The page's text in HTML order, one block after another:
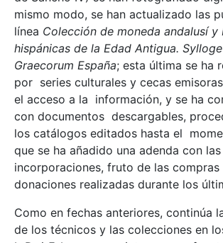
mismo modo, se han actualizado las
línea Colección de moneda andalusí y
hispánicas de la Edad Antigua.
Graecorum España; esta última se ha
por series culturales y cecas
el acceso a la información, y se ha
con documentos descargables,
los catálogos editados hasta el
que se ha añadido una adenda con
incorporaciones, fruto de las compras
donaciones realizadas durante los
Como en fechas anteriores, continúa
de los técnicos y las colecciones en